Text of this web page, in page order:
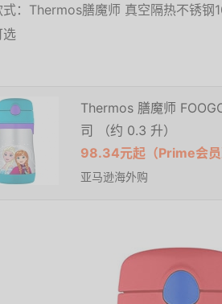
：Thermos膳魔师 真空隔热不锈钢
选
Thermos 膳魔师
司 （约 0.3 升）
98.34元起（Prime会
亚马逊海外购